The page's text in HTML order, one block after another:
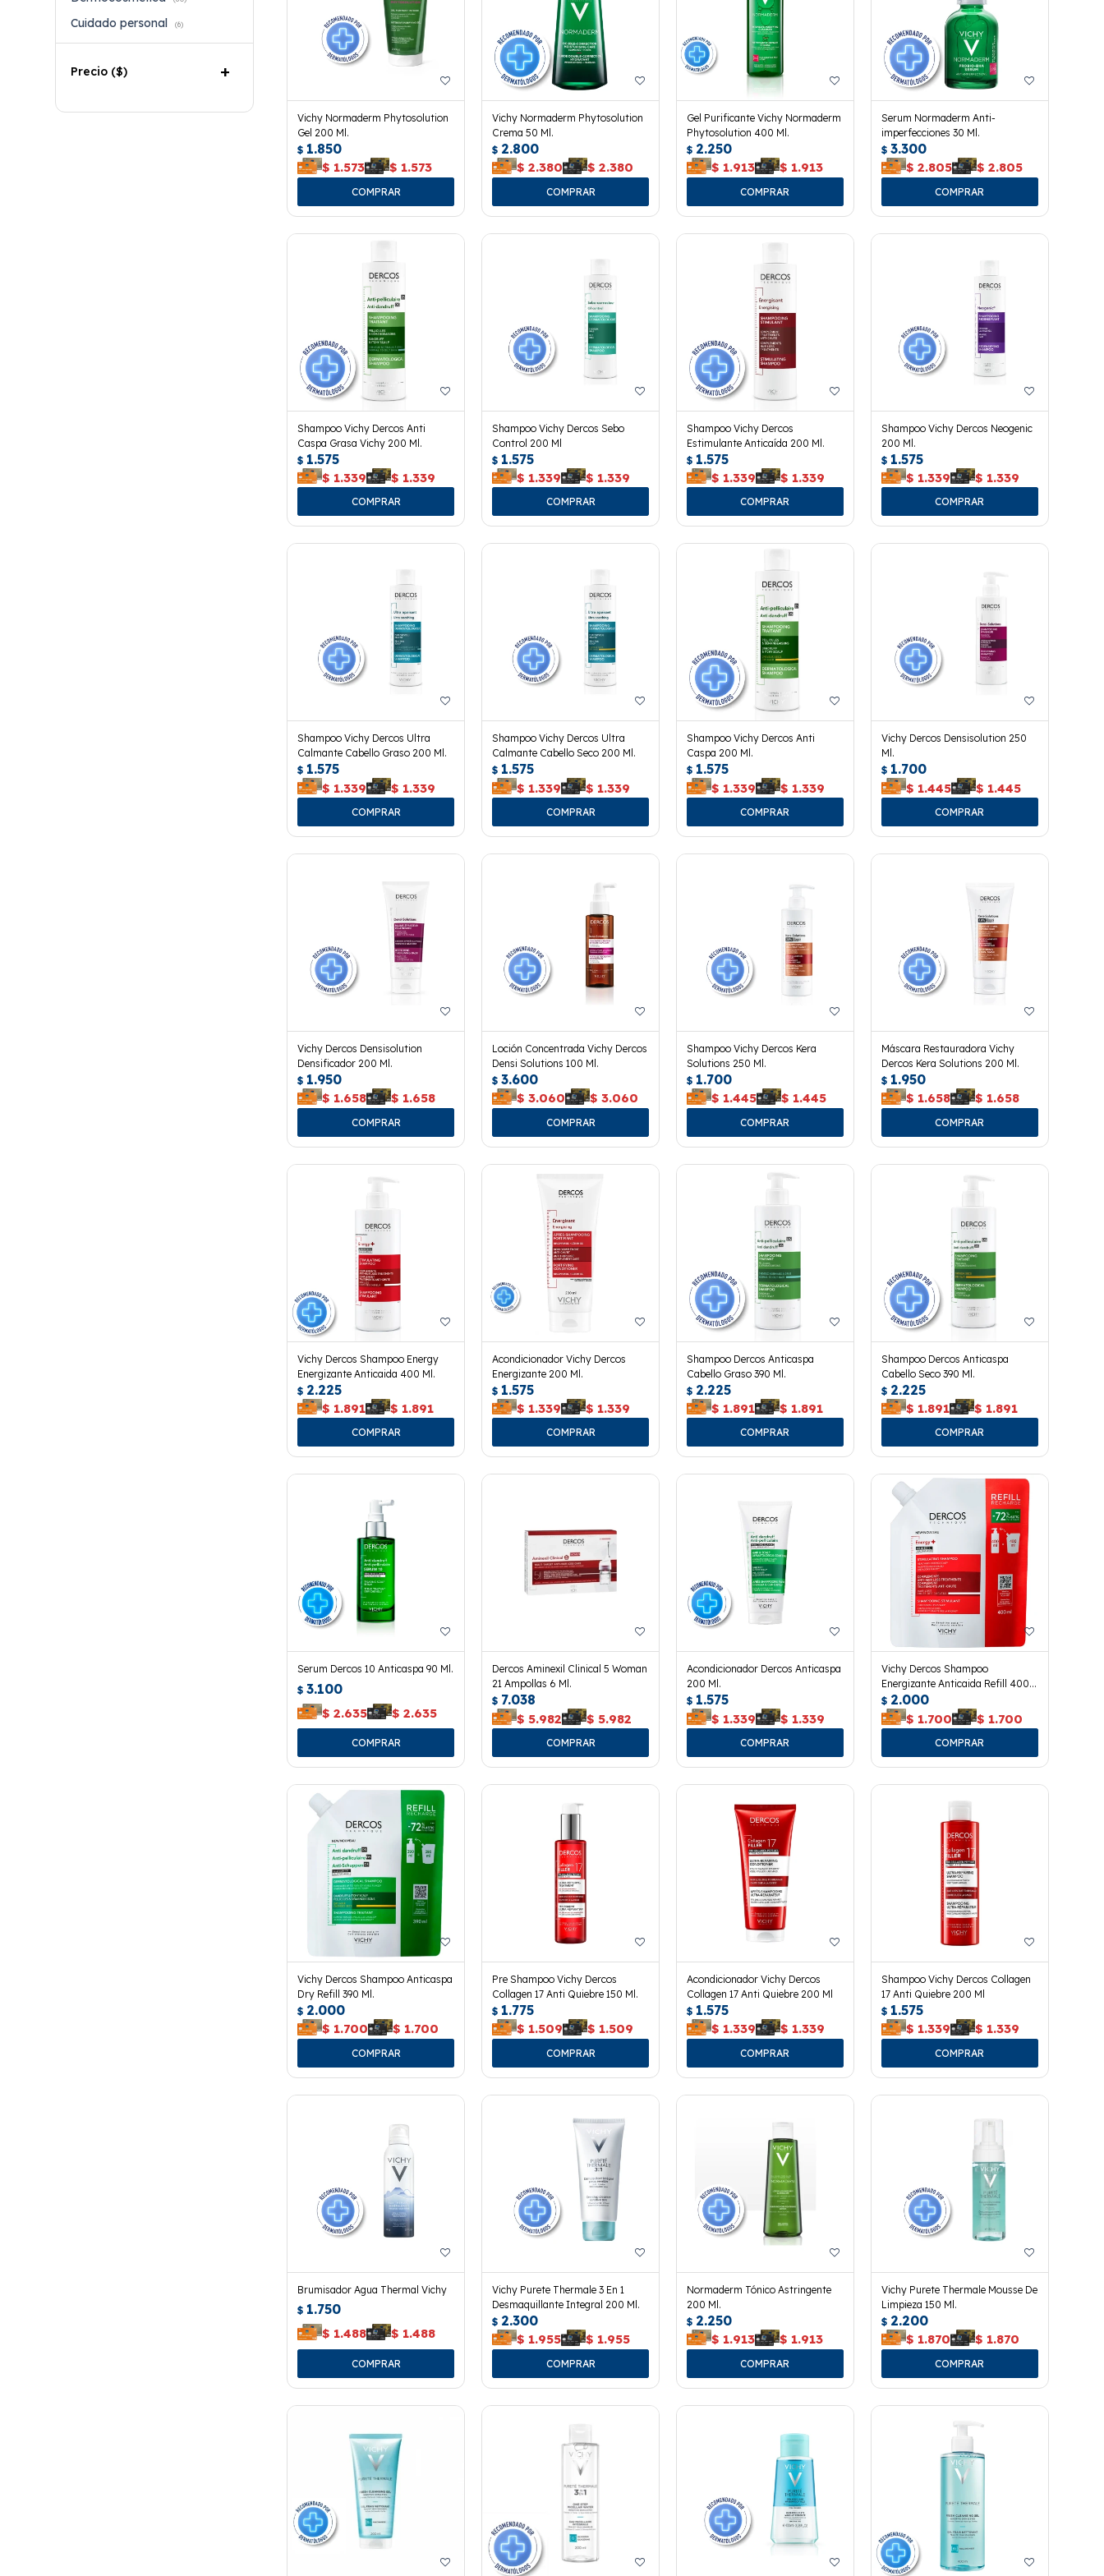
Vichy Normaderm Phytosolution
Gel 200 Ml.
$ 1.850
$ 1.573 $ 1.573
Vichy Normaderm Phytosolution
Crema 50 Ml.
$ 2.800
$ 2.380 $ 2.380
Gel Purificante Vichy Normaderm
Phytosolution 400 Ml.
$ 2.250
$ 1.913 $ 1.913
Serum Normaderm Anti-
imperfecciones 30 Ml.
$ 3.300
$ 2.805 $ 2.805
Shampoo Vichy Dercos Anti
Caspa Grasa Vichy 200 Ml.
$ 1.575
$ 1.339 $ 1.339
Shampoo Vichy Dercos Sebo
Control 200 Ml
$ 1.575
$ 1.339 $ 1.339
Shampoo Vichy Dercos
Estimulante Anticaída 200 Ml.
$ 1.575
$ 1.339 $ 1.339
Shampoo Vichy Dercos Neogenic
200 Ml.
$ 1.575
$ 1.339 $ 1.339
Shampoo Vichy Dercos Ultra
Calmante Cabello Graso 200 Ml.
$ 1.575
$ 1.339 $ 1.339
Shampoo Vichy Dercos Ultra
Calmante Cabello Seco 200 Ml.
$ 1.575
$ 1.339 $ 1.339
Shampoo Vichy Dercos Anti
Caspa 200 Ml.
$ 1.575
$ 1.339 $ 1.339
Vichy Dercos Densisolution 250
Ml.
$ 1.700
$ 1.445 $ 1.445
Vichy Dercos Densisolution
Densificador 200 Ml.
$ 1.950
$ 1.658 $ 1.658
Loción Concentrada Vichy Dercos
Densi Solutions 100 Ml.
$ 3.600
$ 3.060 $ 3.060
Shampoo Vichy Dercos Kera
Solutions 250 Ml.
$ 1.700
$ 1.445 $ 1.445
Máscara Restauradora Vichy
Dercos Kera Solutions 200 Ml.
$ 1.950
$ 1.658 $ 1.658
Vichy Dercos Shampoo Energy
Energizante Anticaida 400 Ml.
$ 2.225
$ 1.891 $ 1.891
Acondicionador Vichy Dercos
Energizante 200 Ml.
$ 1.575
$ 1.339 $ 1.339
Shampoo Dercos Anticaspa
Cabello Graso 390 Ml.
$ 2.225
$ 1.891 $ 1.891
Shampoo Dercos Anticaspa
Cabello Seco 390 Ml.
$ 2.225
$ 1.891 $ 1.891
Serum Dercos 10 Anticaspa 90 Ml.
$ 3.100
$ 2.635 $ 2.635
Dercos Aminexil Clinical 5 Woman
21 Ampollas 6 Ml.
$ 7.038
$ 5.982 $ 5.982
Acondicionador Dercos Anticaspa
200 Ml.
$ 1.575
$ 1.339 $ 1.339
Vichy Dercos Shampoo
Energizante Anticaida Refill 400
Ml.
$ 2.000
$ 1.700 $ 1.700
Vichy Dercos Shampoo Anticaspa
Dry Refill 390 Ml.
$ 2.000
$ 1.700 $ 1.700
Pre Shampoo Vichy Dercos
Collagen 17 Anti Quiebre 150 Ml.
$ 1.775
$ 1.509 $ 1.509
Acondicionador Vichy Dercos
Collagen 17 Anti Quiebre 200 Ml
$ 1.575
$ 1.339 $ 1.339
Shampoo Vichy Dercos Collagen
17 Anti Quiebre 200 Ml
$ 1.575
$ 1.339 $ 1.339
Brumisador Agua Thermal Vichy
$ 1.750
$ 1.488 $ 1.488
Vichy Purete Thermale 3 En 1
Desmaquillante Integral 200 Ml.
$ 2.300
$ 1.955 $ 1.955
Normaderm Tónico Astringente
200 Ml.
$ 2.250
$ 1.913 $ 1.913
Vichy Purete Thermale Mousse De
Limpieza 150 Ml.
$ 2.200
$ 1.870 $ 1.870
Cuidado personal (6)
Precio ($)